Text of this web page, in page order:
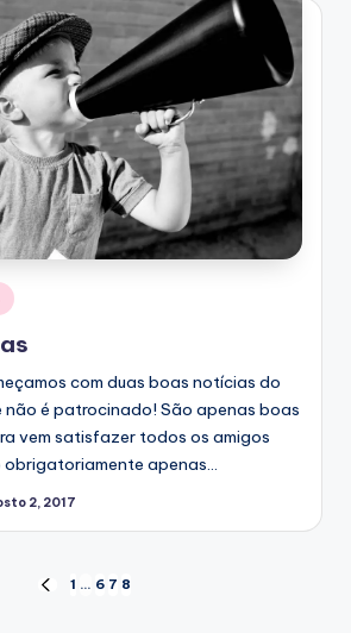
com duas boas notícias do
não é patrocinado! São apenas boas
vem satisfazer todos os amigos
obrigatoriamente apenas…
2, 2017
PREVIOUS
1 … 6 7 8